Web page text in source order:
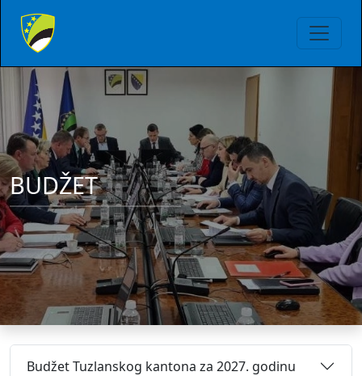
BUDŽET
Budžet Tuzlanskog kantona za 2027. godinu